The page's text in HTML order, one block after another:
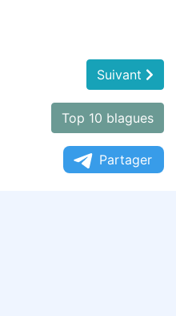
Suivant
Top 10 blagues
Partager